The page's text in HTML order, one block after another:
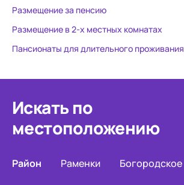
Размещение за пенсию
Размещение в 2-х местных комнатах
Пансионаты для длительного проживания
Искать по
местоположению
Район Раменки Богородское